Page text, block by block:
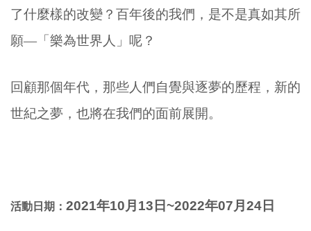
了什麼樣的改變？百年後的我們，是不是真如其所
願—「樂為世界人」呢？
回顧那個年代，那些人們自覺與逐夢的歷程，新的
世紀之夢，也將在我們的面前展開。
活動日期： 2021年10月13日~2022年07月24日